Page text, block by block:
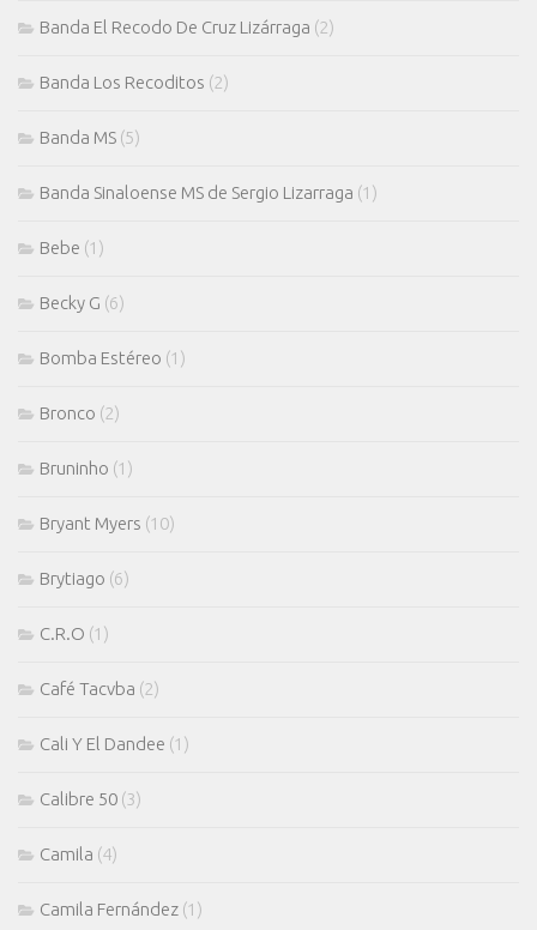
Banda El Recodo De Cruz Lizárraga (2)
Banda Los Recoditos (2)
Banda MS (5)
Banda Sinaloense MS de Sergio Lizarraga (1)
Bebe (1)
Becky G (6)
Bomba Estéreo (1)
Bronco (2)
Bruninho (1)
Bryant Myers (10)
Brytiago (6)
C.R.O (1)
Café Tacvba (2)
Cali Y El Dandee (1)
Calibre 50 (3)
Camila (4)
Camila Fernández (1)